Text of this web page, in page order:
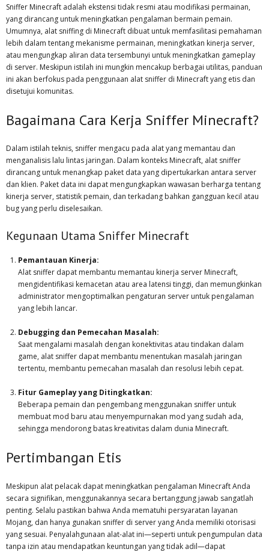
Sniffer Minecraft adalah ekstensi tidak resmi atau modifikasi permainan,
yang dirancang untuk meningkatkan pengalaman bermain pemain.
Umumnya, alat sniffing di Minecraft dibuat untuk memfasilitasi pemahaman
lebih dalam tentang mekanisme permainan, meningkatkan kinerja server,
atau mengungkap aliran data tersembunyi untuk meningkatkan gameplay
di server. Meskipun istilah ini mungkin mencakup berbagai utilitas, panduan
ini akan berfokus pada penggunaan alat sniffer di Minecraft yang etis dan
disetujui komunitas.
Bagaimana Cara Kerja Sniffer Minecraft?
Dalam istilah teknis, sniffer mengacu pada alat yang memantau dan
menganalisis lalu lintas jaringan. Dalam konteks Minecraft, alat sniffer
dirancang untuk menangkap paket data yang dipertukarkan antara server
dan klien. Paket data ini dapat mengungkapkan wawasan berharga tentang
kinerja server, statistik pemain, dan terkadang bahkan gangguan kecil atau
bug yang perlu diselesaikan.
Kegunaan Utama Sniffer Minecraft
Pemantauan Kinerja:
Alat sniffer dapat membantu memantau kinerja server Minecraft,
mengidentifikasi kemacetan atau area latensi tinggi, dan memungkinkan
administrator mengoptimalkan pengaturan server untuk pengalaman
yang lebih lancar.
Debugging dan Pemecahan Masalah:
Saat mengalami masalah dengan konektivitas atau tindakan dalam
game, alat sniffer dapat membantu menentukan masalah jaringan
tertentu, membantu pemecahan masalah dan resolusi lebih cepat.
Fitur Gameplay yang Ditingkatkan:
Beberapa pemain dan pengembang menggunakan sniffer untuk
membuat mod baru atau menyempurnakan mod yang sudah ada,
sehingga mendorong batas kreativitas dalam dunia Minecraft.
Pertimbangan Etis
Meskipun alat pelacak dapat meningkatkan pengalaman Minecraft Anda
secara signifikan, menggunakannya secara bertanggung jawab sangatlah
penting. Selalu pastikan bahwa Anda mematuhi persyaratan layanan
Mojang, dan hanya gunakan sniffer di server yang Anda memiliki otorisasi
yang sesuai. Penyalahgunaan alat-alat ini—seperti untuk pengumpulan data
tanpa izin atau mendapatkan keuntungan yang tidak adil—dapat